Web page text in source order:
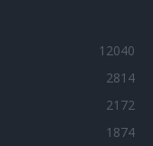
12040
2814
2172
1874